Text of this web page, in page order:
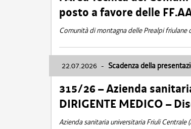
posto a favore delle
Comunità di montagna delle Prealpi friulane
22.07.2026 - Scadenza della
315/26 – Azienda
DIRIGENTE MEDICO –
Azienda sanitaria universitaria Friuli Centrale